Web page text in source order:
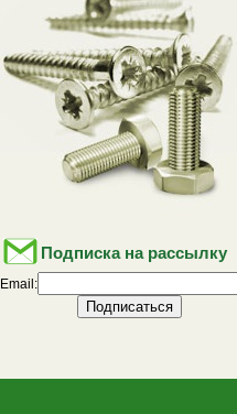
Подписка на рассылку
Email: